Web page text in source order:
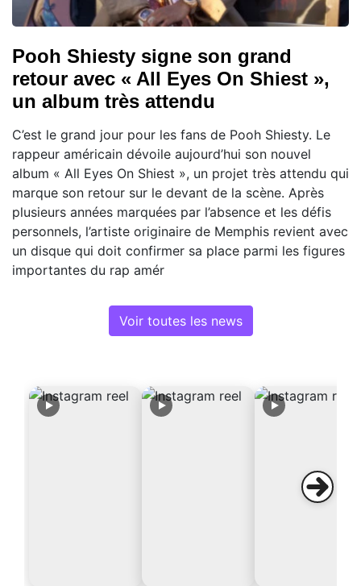
Pooh Shiesty signe son grand
retour avec « All Eyes On Shiest »,
un album très attendu
C’est le grand jour pour les fans de Pooh Shiesty. Le
rappeur américain dévoile aujourd’hui son nouvel
album « All Eyes On Shiest », un projet très attendu qui
marque son retour sur le devant de la scène. Après
plusieurs années marquées par l’absence et les défis
personnels, l’artiste originaire de Memphis revient avec
un disque qui doit confirmer sa place parmi les figures
importantes du rap amér
Voir toutes les news